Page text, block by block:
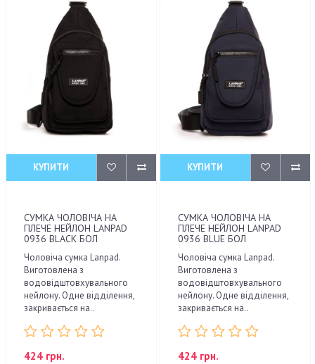
КУПИТИ
СУМКА ЧОЛОВІЧА НА
ПЛЕЧЕ НЕЙЛОН LANPAD
0936 BLACK БОЛ
Чоловіча сумка Lanpad.
Виготовлена з
водовідштовхувального
нейлону. Одне відділення,
закривається на..
424 грн.
КУПИТИ
СУМКА ЧОЛОВІЧА НА
ПЛЕЧЕ НЕЙЛОН LANPAD
0936 BLUE БОЛ
Чоловіча сумка Lanpad.
Виготовлена з
водовідштовхувального
нейлону. Одне відділення,
закривається на..
424 грн.